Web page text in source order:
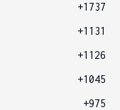
+1737
+1131
+1126
+1045
+975